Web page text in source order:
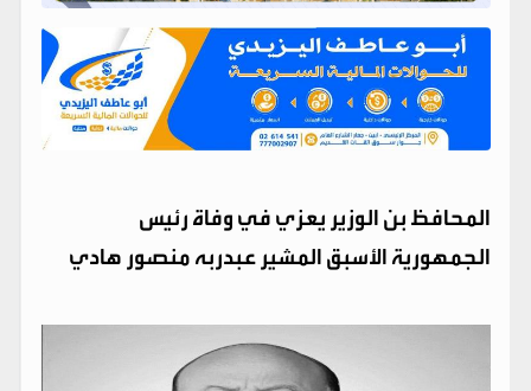
المحافظ بن الوزير يعزي في وفاة رئيس
الجمهورية الأسبق المشير عبدربه منصور هادي